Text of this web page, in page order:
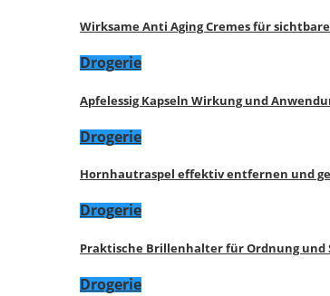
Wirksame Anti Aging Cremes für
Drogerie
Apfelessig Kapseln Wirkung und
Drogerie
Hornhautraspel effektiv entfernen und
Drogerie
Praktische Brillenhalter für Ordnung und
Drogerie